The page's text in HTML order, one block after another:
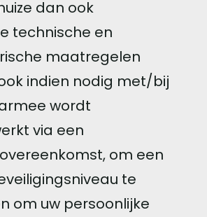
dan ook
technische en
maatregelen
indien nodig met/bij
wordt
via een
om een
te
om uw persoonlijke